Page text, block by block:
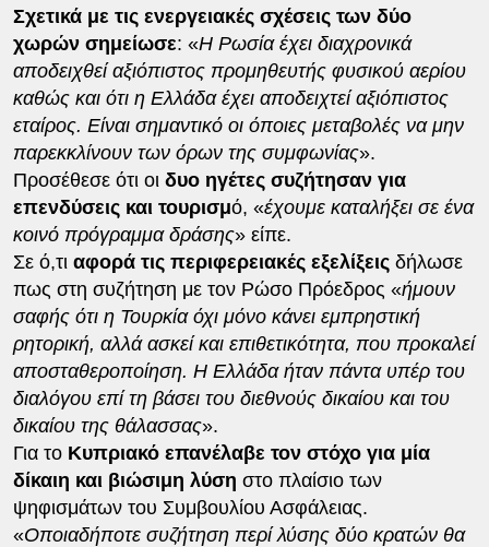
Σχετικά με τις ενεργειακές σχέσεις των δύο
χωρών σημείωσε: «Η Ρωσία έχει διαχρονικά
αποδειχθεί αξιόπιστος προμηθευτής φυσικού αερίου
καθώς και ότι η Ελλάδα έχει αποδειχτεί αξιόπιστος
εταίρος. Είναι σημαντικό οι όποιες μεταβολές να μην
παρεκκλίνουν των όρων της συμφωνίας».
Προσέθεσε ότι οι δυο ηγέτες συζήτησαν για
επενδύσεις και τουρισμό, «έχουμε καταλήξει σε ένα
κοινό πρόγραμμα δράσης» είπε.
Σε ό,τι αφορά τις περιφερειακές εξελίξειςδήλωσε
πως στη συζήτηση με τον Ρώσο Πρόεδρος «ήμουν
σαφής ότι η Τουρκία όχι μόνο κάνει εμπρηστική
ρητορική, αλλά ασκεί και επιθετικότητα, που προκαλεί
αποσταθεροποίηση. Η Ελλάδα ήταν πάντα υπέρ του
διαλόγου επί τη βάσει του διεθνούς δικαίου και του
δικαίου της θάλασσας».
Για το Κυπριακό επανέλαβε τον στόχο για μία
δίκαιη και βιώσιμη λύση στο πλαίσιο των
ψηφισμάτων του Συμβουλίου Ασφάλειας.
«Οποιαδήποτε συζήτηση περί λύσης δύο κρατών θα